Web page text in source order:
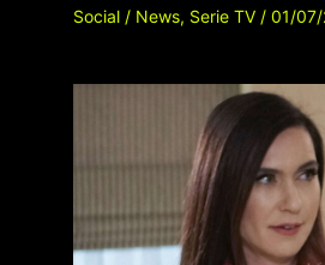
Social/ News, Serie TV/ 01/